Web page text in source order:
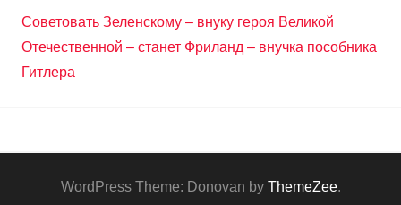
Советовать Зеленскому – внуку героя Великой
Отечественной – станет Фриланд – внучка пособника
Гитлера
WordPress Theme: Donovan by ThemeZee.